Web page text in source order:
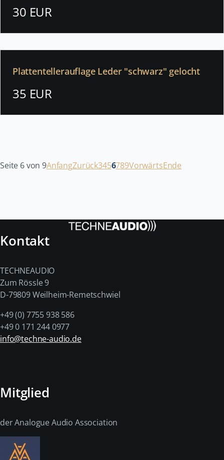
30 EUR
Plattentellerauflage Leder "schwarz" gelocht
35 EUR
Seite 6 von 9AnfangZurück3456789VorwärtsEnde
Kontakt
TECHNEAUDIO
Zum Rössle 9
D-79809 Weilheim-Remetschwiel
+49 (0) 7755 938 586
+49 0 171 244 0977
info@techne-audio.de
Mitglied
der Analogue Audio Association